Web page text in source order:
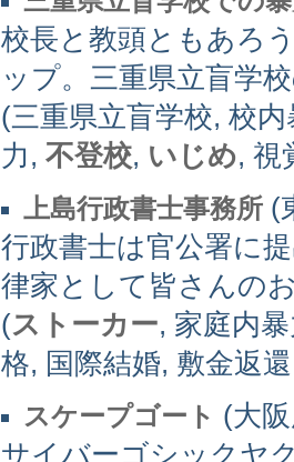
校長と教頭ともあろ
ップ。三重県立盲学
(三重県立盲学校, 校
力, 不登校, いじめ, 視
上島行政書士事務所 (
行政書士は官公署に
律家として皆さんの
(ストーカー, 家庭内
格, 国際結婚, 敷金返
スケープゴート (大
サイバーゴシックヤ